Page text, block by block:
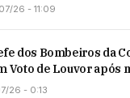
26 - 11:09
dos Bombeiros da
Voto de Louvor após
26 - 0:13